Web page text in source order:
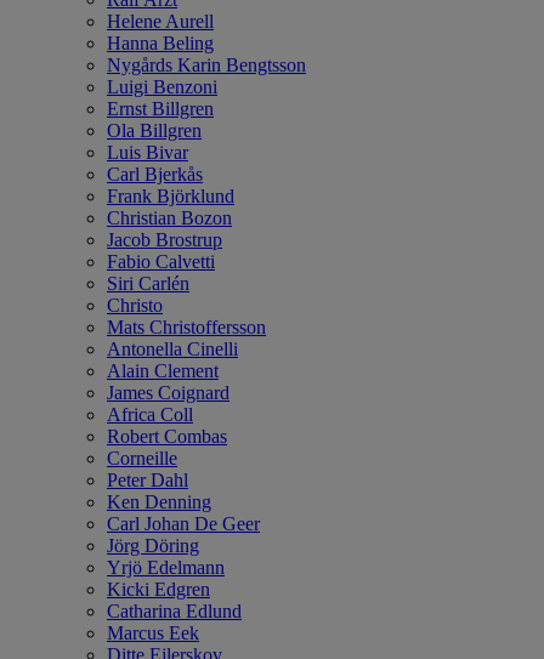
Helene Aurell
Hanna Beling
Nygårds Karin Bengtsson
Luigi Benzoni
Ernst Billgren
Ola Billgren
Luis Bivar
Carl Bjerkås
Frank Björklund
Christian Bozon
Jacob Brostrup
Fabio Calvetti
Siri Carlén
Christo
Mats Christoffersson
Antonella Cinelli
Alain Clement
James Coignard
Africa Coll
Robert Combas
Corneille
Peter Dahl
Ken Denning
Carl Johan De Geer
Jörg Döring
Yrjö Edelmann
Kicki Edgren
Catharina Edlund
Marcus Eek
Ditte Ejlerskov